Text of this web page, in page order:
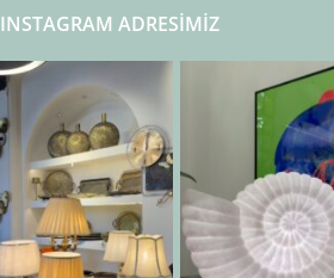
INSTAGRAM ADRESIMIZ